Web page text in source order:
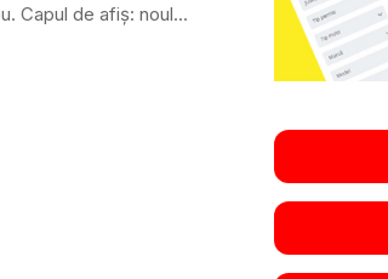
Capul de afiș: noul...